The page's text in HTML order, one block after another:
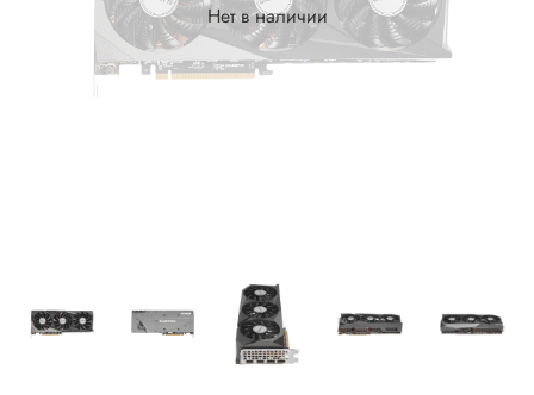
Нет в наличии